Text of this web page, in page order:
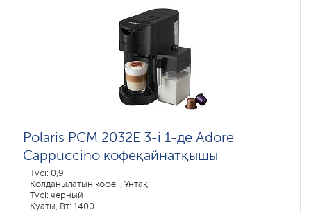
Polaris PCM 2032E 3-і 1-де Adore
Cappuccino кофеқайнатқышы
Түсі: 0,9
Қолданылатын кофе: , Ұнтақ
Түсі: черный
Қуаты, Вт: 1400